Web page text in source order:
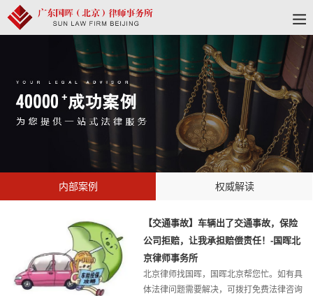
内部案例 权威解读
【交通事故】车辆出了交通事故，保险
公司拒赔，让我承担赔偿责任！-国晖北
京律师事务所
北京律师找国晖，国晖北京帮您忙。如有具
体法律问题需要解决，可拨打免费法律咨询